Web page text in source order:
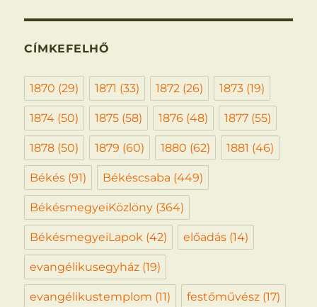
CÍMKEFELHŐ
1870 (29) 1871 (33) 1872 (26) 1873 (19)
1874 (50) 1875 (58) 1876 (48) 1877 (55)
1878 (50) 1879 (60) 1880 (62) 1881 (46)
Békés (91) Békéscsaba (449)
BékésmegyeiKözlöny (364)
BékésmegyeiLapok (42) előadás (14)
evangélikusegyház (19)
evangélikustemplom (11) festőművész (17)